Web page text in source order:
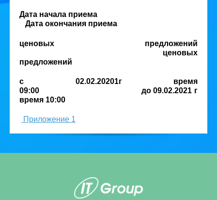
Дата начала приема
Дата окончания приема
ценовых предложений
ценовых
предложений
с 02.02.20201г время
09:00 до 09.02.2021 г
время 10:00
Приложение 1